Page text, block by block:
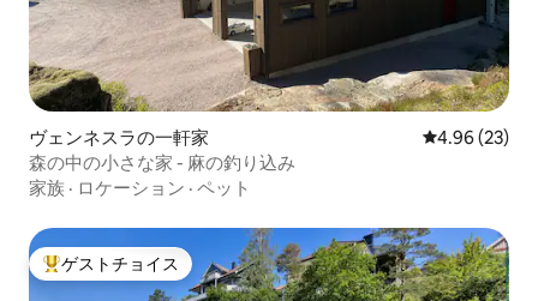
ヴェンネスラの一軒家 レビュー23
4.96 (23)
森の中の小さな家 - 麻の釣り込み
家族 · ロケーション · ペット
大好評のゲストチョイスです。
ゲストチョイス